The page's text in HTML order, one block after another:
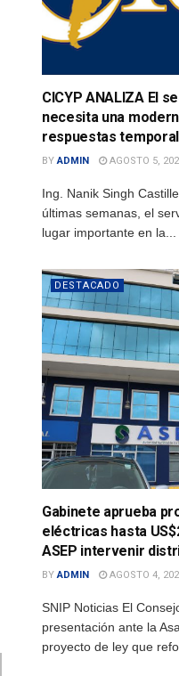
CICYP ANALIZA El
necesita una
respuestas
BY ADMIN AGOSTO 5,
Ing. Nanik Singh
últimas semanas, el
lugar importante en la...
DESTACADO
Gabinete aprueba
eléctricas hasta
ASEP intervenir
BY ADMIN AGOSTO 4,
SNIP Noticias El
presentación ante la
proyecto de ley que